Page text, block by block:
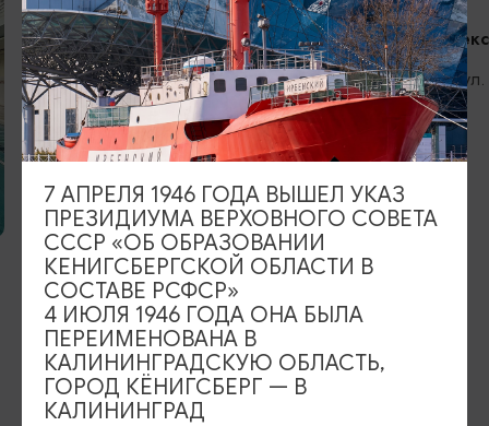
БАССЕЙНЫ
Бассейн с минеральной водой
Славск, ул. Мацина
СПА-
Янтарный,
7 АПРЕЛЯ 1946 ГОДА ВЫШЕЛ УКАЗ
ПРЕЗИДИУМА ВЕРХОВНОГО СОВЕТА
СССР «ОБ ОБРАЗОВАНИИ
КЕНИГСБЕРГСКОЙ ОБЛАСТИ В
СОСТАВЕ РСФСР»
4 ИЮЛЯ 1946 ГОДА ОНА БЫЛА
ПЕРЕИМЕНОВАНА В
КАЛИНИНГРАДСКУЮ ОБЛАСТЬ,
ГОРОД КЁНИГСБЕРГ — В
КАЛИНИНГРАД